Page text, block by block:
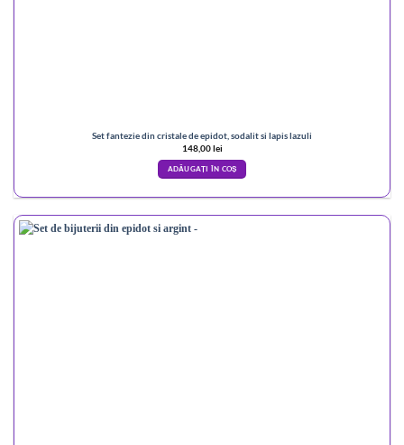
Set fantezie din cristale de epidot, sodalit si lapis lazuli
148,00lei
ADĂUGAȚI ÎN COȘ